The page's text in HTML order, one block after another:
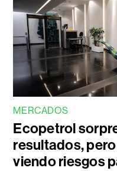
MERCADOS
Ecopetrol
resultados,
viendo riesgos